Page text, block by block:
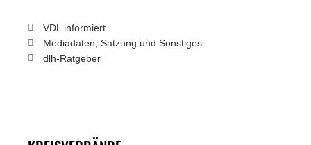
VDL informiert
Mediadaten, Satzung und Sonstiges
dlh-Ratgeber